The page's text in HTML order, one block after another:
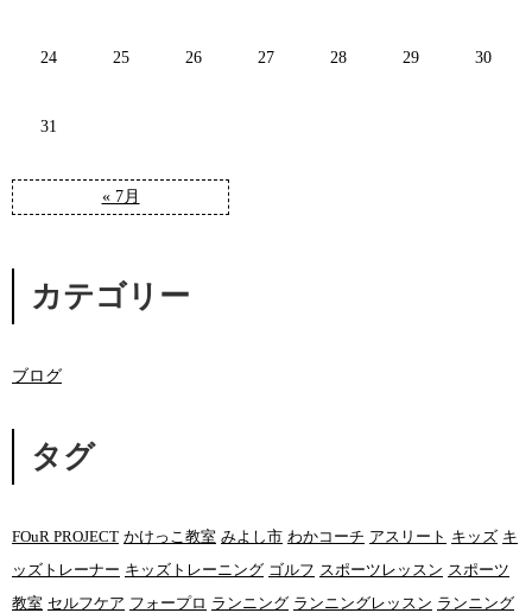
« 7月
24 25 26 27 28 29 30
31
カテゴリー
ブログ
タグ
FOuR PROJECT かけっこ教室 みよし市 わかコーチ アスリート キッズ キ
ッズトレーナー キッズトレーニング ゴルフ スポーツレッスン スポーツ
教室 セルフケア フォープロ ランニング ランニングレッスン ランニング